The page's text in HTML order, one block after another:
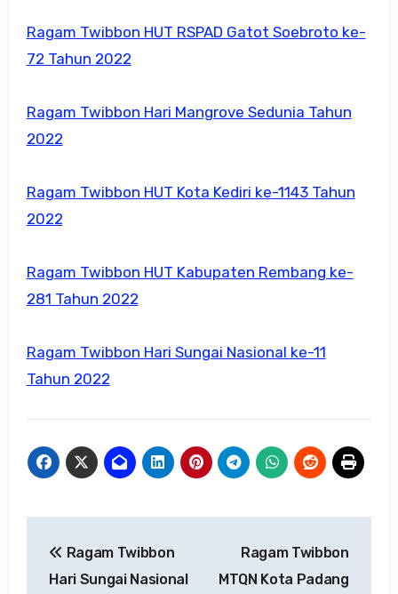
Ragam Twibbon HUT RSPAD Gatot Soebroto ke-
72 Tahun 2022
Ragam Twibbon Hari Mangrove Sedunia Tahun
2022
Ragam Twibbon HUT Kota Kediri ke-1143 Tahun
2022
Ragam Twibbon HUT Kabupaten Rembang ke-
281 Tahun 2022
Ragam Twibbon Hari Sungai Nasional ke-11
Tahun 2022
pos
Ragam Twibbon
Hari Sungai Nasional
Ragam Twibbon
MTQN Kota Padang